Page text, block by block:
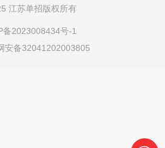
。3.定制村干面试:面试为专家
等基本素质。定：60分/门普：
总分不得低于12...
江苏单招版权所有
备2023008434号-1
安备32041202003805